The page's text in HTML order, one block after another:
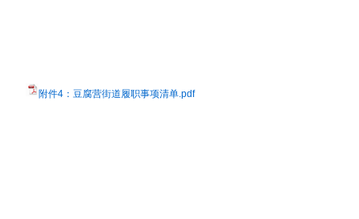
附件4：豆腐营街道履职事项清单.pdf